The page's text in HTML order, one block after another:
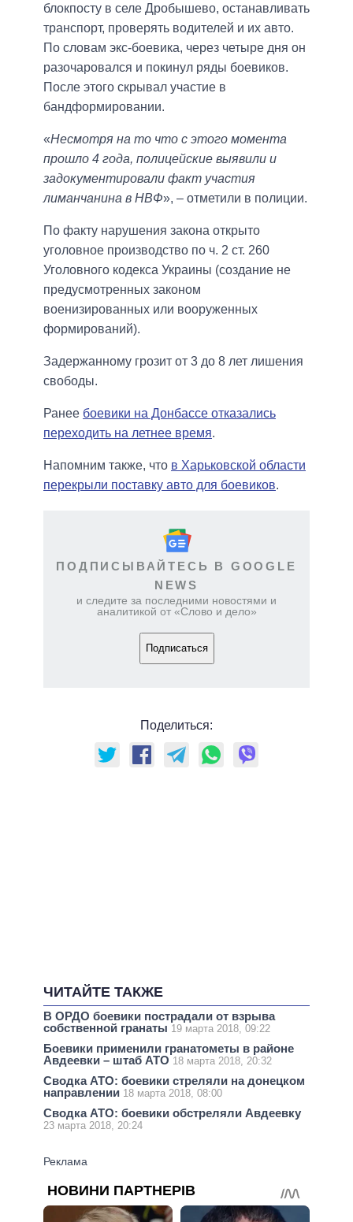
блокпосту в селе Дробышево, останавливать
транспорт, проверять водителей и их авто.
По словам экс-боевика, через четыре дня он
разочаровался и покинул ряды боевиков.
После этого скрывал участие в
бандформировании.
«Несмотря на то что с этого момента
прошло 4 года, полицейские выявили и
задокументировали факт участия
лиманчанина в НВФ», – отметили в полиции.
По факту нарушения закона открыто
уголовное производство по ч. 2 ст. 260
Уголовного кодекса Украины (создание не
предусмотренных законом
военизированных или вооруженных
формирований).
Задержанному грозит от 3 до 8 лет лишения
свободы.
Ранее боевики на Донбассе отказались
переходить на летнее время.
Напомним также, что в Харьковской области
перекрыли поставку авто для боевиков.
ПОДПИСЫВАЙТЕСЬ В GOOGLE
NEWS
и следите за последними новостями и
аналитикой от «Слово и дело»
Подписаться
Поделиться:
ЧИТАЙТЕ ТАКЖЕ
В ОРДО боевики пострадали от взрыва
собственной гранаты 19 марта 2018, 09:22
Боевики применили гранатометы в районе
Авдеевки – штаб АТО 18 марта 2018, 20:32
Сводка АТО: боевики стреляли на донецком
направлении 18 марта 2018, 08:00
Сводка АТО: боевики обстреляли Авдеевку
23 марта 2018, 20:24